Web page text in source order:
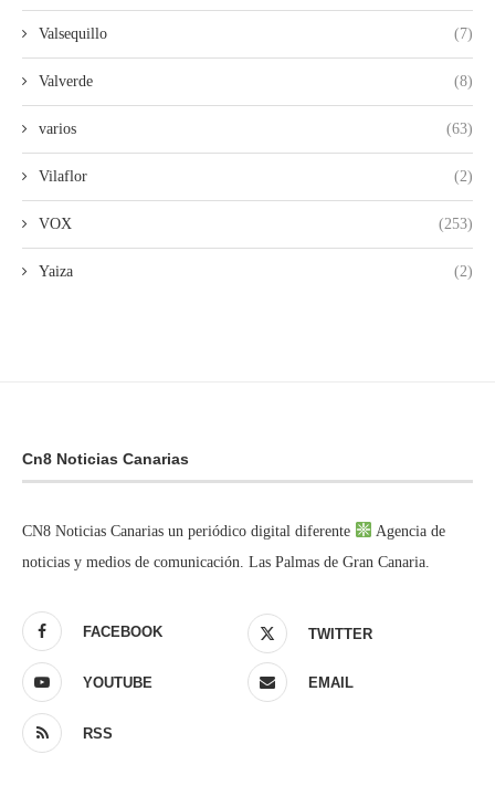
Valsequillo (7)
Valverde (8)
varios (63)
Vilaflor (2)
VOX (253)
Yaiza (2)
Cn8 Noticias Canarias
CN8 Noticias Canarias un periódico digital diferente
Agencia de
noticias y medios de comunicación. Las Palmas de Gran Canaria.
FACEBOOK TWITTER
YOUTUBE EMAIL
RSS